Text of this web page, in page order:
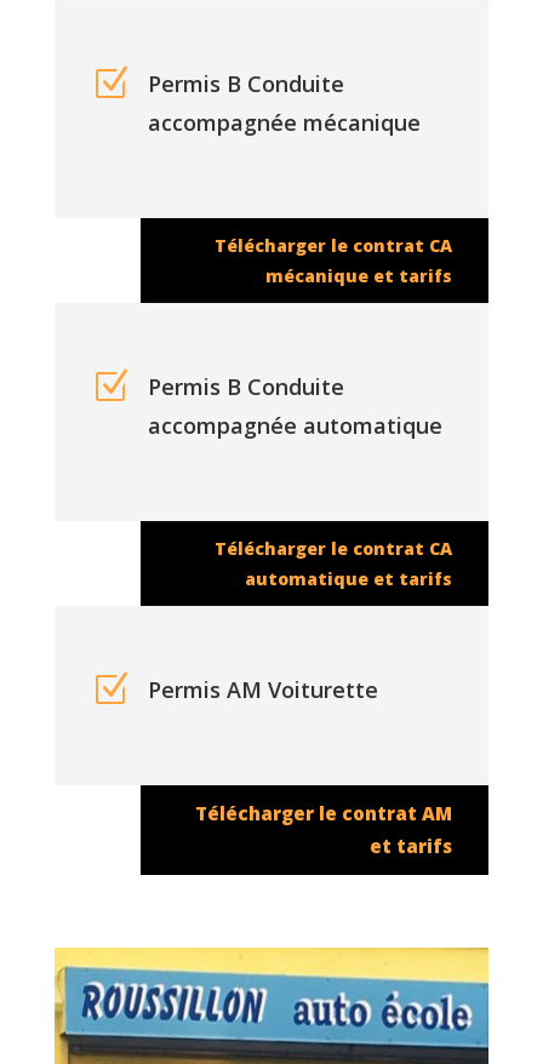
Z
Permis B Conduite
accompagnée mécanique
Télécharger le contrat CA
mécanique et tarifs
Z
Permis B Conduite
accompagnée automatique
Télécharger le contrat CA
automatique et tarifs
Z Permis AM Voiturette
Télécharger le contrat AM
et tarifs